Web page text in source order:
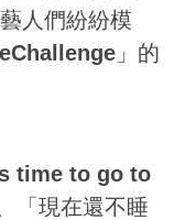
人們紛紛模
」的
time to go to
「現在還不睡